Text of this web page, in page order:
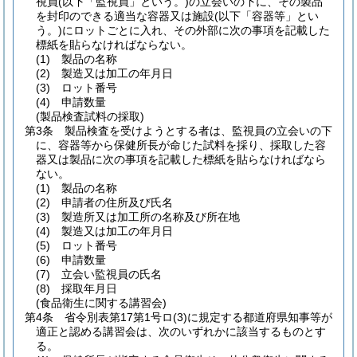
を封印のできる適当な容器又は施設(以下「容器等」とい
う。)にロットごとに入れ、その外部に次の事項を記載した
標紙を貼らなければならない。
(1)
製品の名称
(2)
製造又は加工の年月日
(3)
ロット番号
(4)
申請数量
(製品検査試料の採取)
第3条
製品検査を受けようとする者は、監視員の立会いの下
に、容器等から保健所長が命じた試料を採り、採取した容
器又は製品に次の事項を記載した標紙を貼らなければなら
ない。
(1)
製品の名称
(2)
申請者の住所及び氏名
(3)
製造所又は加工所の名称及び所在地
(4)
製造又は加工の年月日
(5)
ロット番号
(6)
申請数量
(7)
立会い監視員の氏名
(8)
採取年月日
(食品衛生に関する講習会)
第4条
省令別表第17第1号ロ(3)に規定する都道府県知事等が
適正と認める講習会は、次のいずれかに該当するものとす
る。